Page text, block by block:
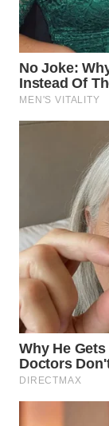
TEBING
TINGGI
WN
PAKPAK
WN
WN
BOGOR
WN
DEPOK
WN
TAPANULI